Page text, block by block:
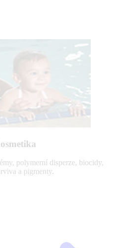
polymerní disperze, biocidy,
a pigmenty.